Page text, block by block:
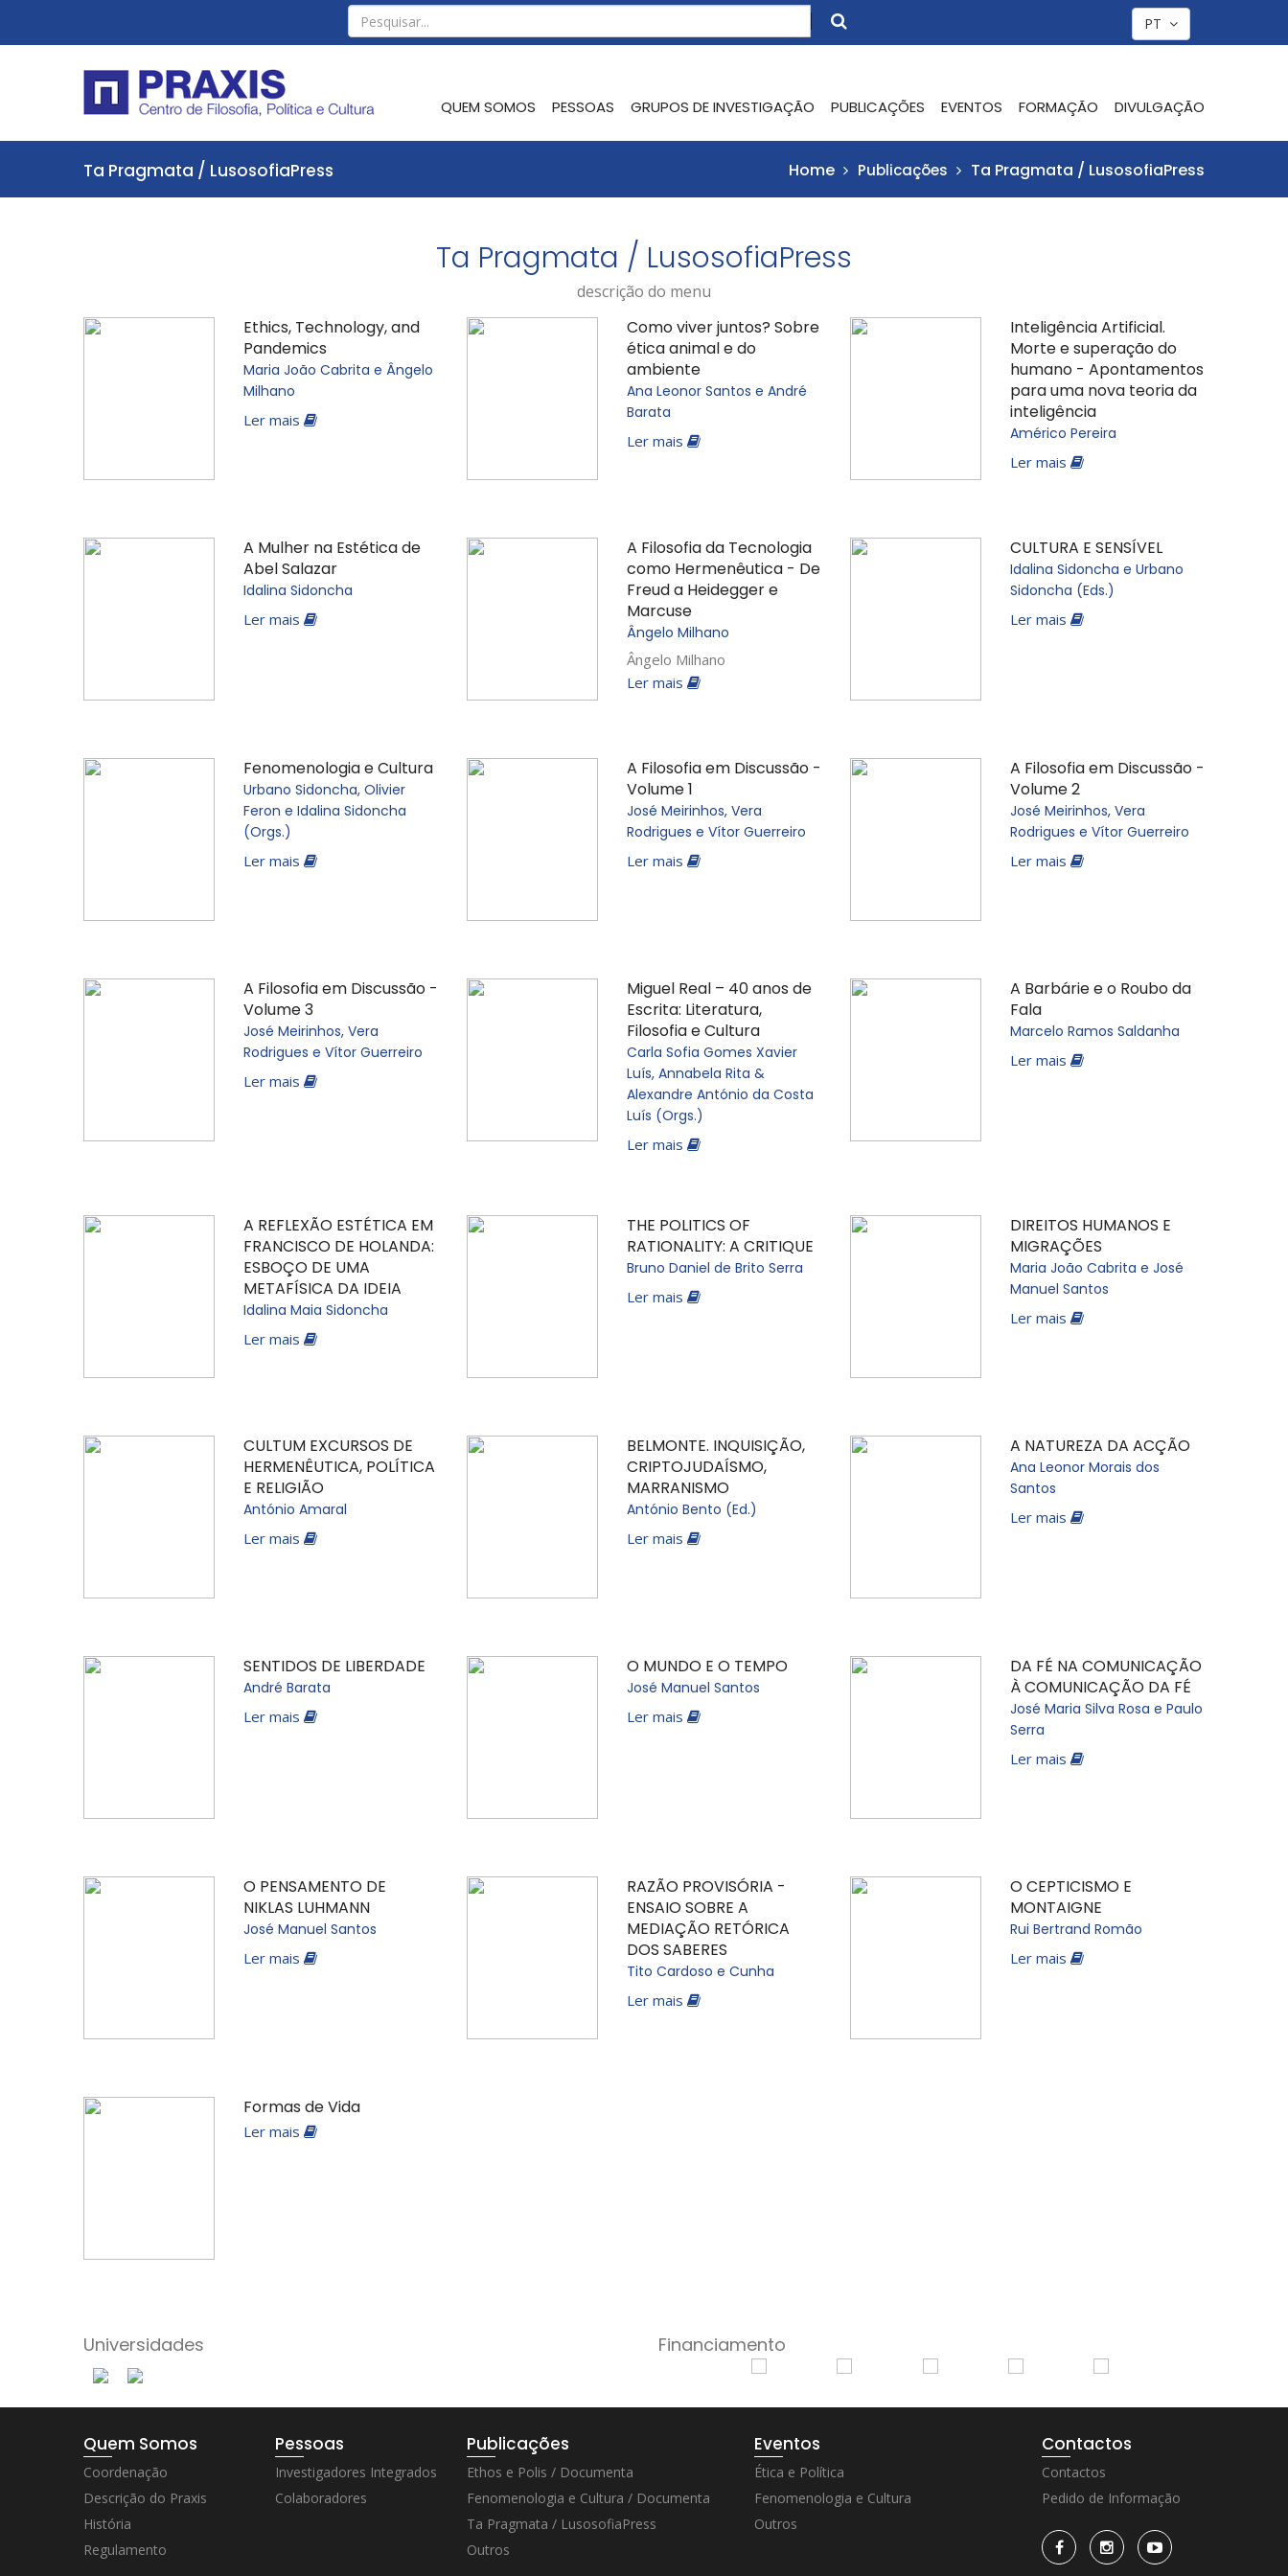
PT
QUEM SOMOS PESSOAS GRUPOS DE INVESTIGAÇÃO PUBLICAÇÕES EVENTOS FORMAÇÃO DIVULGAÇÃO
Ta Pragmata / LusosofiaPress Home Publicações Ta Pragmata / LusosofiaPress
Ta Pragmata / LusosofiaPress
descrição do menu
Ethics, Technology, and
Pandemics
Maria João Cabrita e Ângelo
Milhano
Ler mais
Como viver juntos? Sobre
ética animal e do
ambiente
Ana Leonor Santos e André
Barata
Ler mais
Inteligência Artificial.
Morte e superação do
humano - Apontamentos
para uma nova teoria da
inteligência
Américo Pereira
Ler mais
A Mulher na Estética de
Abel Salazar
Idalina Sidoncha
Ler mais
A Filosofia da Tecnologia
como Hermenêutica - De
Freud a Heidegger e
Marcuse
Ângelo Milhano
Ângelo Milhano
Ler mais
CULTURA E SENSÍVEL
Idalina Sidoncha e Urbano
Sidoncha (Eds.)
Ler mais
Fenomenologia e Cultura
Urbano Sidoncha, Olivier
Feron e Idalina Sidoncha
(Orgs.)
Ler mais
A Filosofia em Discussão -
Volume 1
José Meirinhos, Vera
Rodrigues e Vítor Guerreiro
Ler mais
A Filosofia em Discussão -
Volume 2
José Meirinhos, Vera
Rodrigues e Vítor Guerreiro
Ler mais
A Filosofia em Discussão -
Volume 3
José Meirinhos, Vera
Rodrigues e Vítor Guerreiro
Ler mais
Miguel Real – 40 anos de
Escrita: Literatura,
Filosofia e Cultura
Carla Sofia Gomes Xavier
Luís, Annabela Rita &
Alexandre António da Costa
Luís (Orgs.)
Ler mais
A Barbárie e o Roubo da
Fala
Marcelo Ramos Saldanha
Ler mais
A REFLEXÃO ESTÉTICA EM
FRANCISCO DE HOLANDA:
ESBOÇO DE UMA
METAFÍSICA DA IDEIA
Idalina Maia Sidoncha
Ler mais
THE POLITICS OF
RATIONALITY: A CRITIQUE
Bruno Daniel de Brito Serra
Ler mais
DIREITOS HUMANOS E
MIGRAÇÕES
Maria João Cabrita e José
Manuel Santos
Ler mais
CULTUM EXCURSOS DE
HERMENÊUTICA, POLÍTICA
E RELIGIÃO
António Amaral
Ler mais
BELMONTE. INQUISIÇÃO,
CRIPTOJUDAÍSMO,
MARRANISMO
António Bento (Ed.)
Ler mais
A NATUREZA DA ACÇÃO
Ana Leonor Morais dos
Santos
Ler mais
SENTIDOS DE LIBERDADE
André Barata
Ler mais
O MUNDO E O TEMPO
José Manuel Santos
Ler mais
DA FÉ NA COMUNICAÇÃO
À COMUNICAÇÃO DA FÉ
José Maria Silva Rosa e Paulo
Serra
Ler mais
O PENSAMENTO DE
NIKLAS LUHMANN
José Manuel Santos
Ler mais
RAZÃO PROVISÓRIA -
ENSAIO SOBRE A
MEDIAÇÃO RETÓRICA
DOS SABERES
Tito Cardoso e Cunha
Ler mais
O CEPTICISMO E
MONTAIGNE
Rui Bertrand Romão
Ler mais
Formas de Vida
Ler mais
Universidades Financiamento
Quem Somos
Coordenação
Descrição do Praxis
História
Regulamento
Pessoas
Investigadores Integrados
Colaboradores
Publicações
Ethos e Polis / Documenta
Fenomenologia e Cultura / Documenta
Ta Pragmata / LusosofiaPress
Outros
Eventos
Ética e Política
Fenomenologia e Cultura
Outros
Contactos
Contactos
Pedido de Informação